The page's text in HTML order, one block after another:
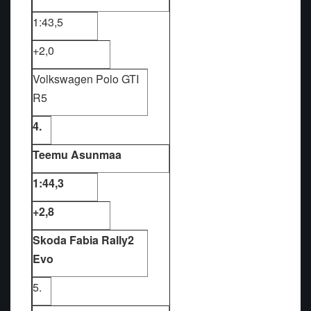
1:43,5
+2,0
Volkswagen Polo GTI
R5
4.
Teemu Asunmaa
1:44,3
+2,8
Skoda Fabia Rally2
Evo
5.